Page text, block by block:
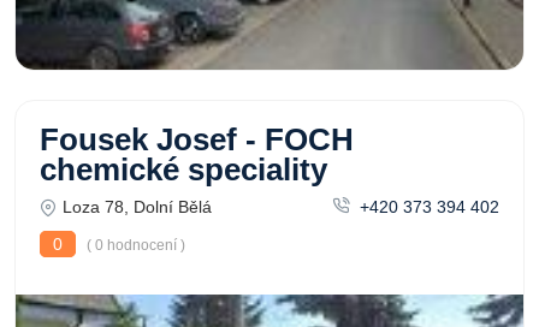
Fousek Josef - FOCH
chemické speciality
Loza 78, Dolní Bělá
+420 373 394 402
0
( 0 hodnocení )